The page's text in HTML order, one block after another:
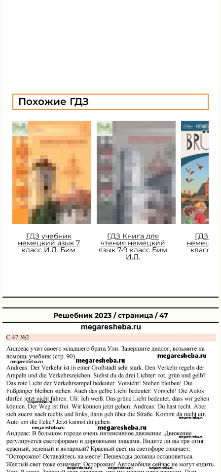
Похожие ГДЗ
ГДЗ учебник
немецкий язык 7
класс И.Л. Бим
ГДЗ Книга для
чтения немецкий
язык 7-9 класс Бим
И.Л.
ГДЗ
класс
Решебник 2023 / страница / 47